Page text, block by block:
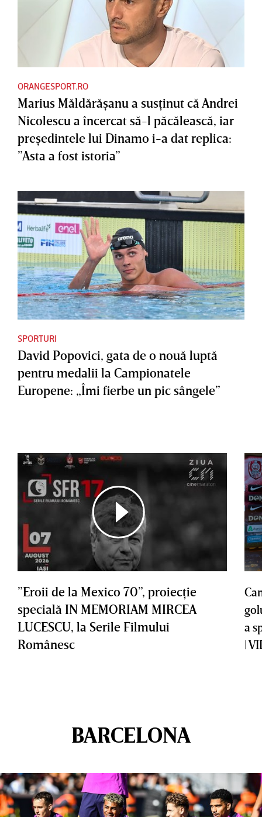
ORANGESPORT.RO
Marius Măldărăşanu a susţinut că Andrei
Nicolescu a încercat să-l păcălească, iar
preşedintele lui Dinamo i-a dat replica:
”Asta a fost istoria”
SPORTURI
David Popovici, gata de o nouă luptă
pentru medalii la Campionatele
Europene: „Îmi fierbe un pic sângele”
”Eroii de la Mexico 70”, proiecţie
specială IN MEMORIAM MIRCEA
LUCESCU, la Serile Filmului
Românesc
a
|
BARCELONA